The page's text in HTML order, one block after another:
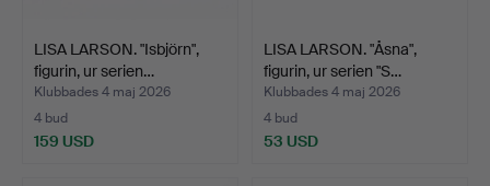
LISA LARSON. "Isbjörn",
figurin, ur serien…
Klubbades 4 maj 2026
4 bud
159 USD
LISA LARSON. "Åsna",
figurin, ur serien "S…
Klubbades 4 maj 2026
4 bud
53 USD